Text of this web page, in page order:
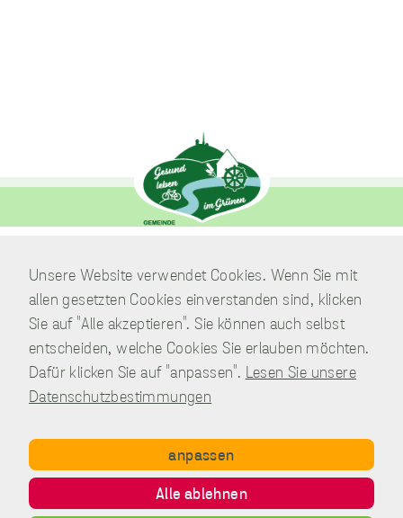
Verwaltung
Am Park 7
38871 Nordharz / OT Wasserleben
Telefon:039451.600 0
E-Mail:
Schreiben Sie uns!
Copyright © Gemeinde Nordharz - 01|2021 - All rights reserved.
Impressum Datenschutz Disclaimer Kontakt
Unsere Website verwendet Cookies. Wenn Sie mit
allen gesetzten Cookies einverstanden sind, klicken
Sie auf "Alle akzeptieren". Sie können auch selbst
entscheiden, welche Cookies Sie erlauben möchten.
Dafür klicken Sie auf "anpassen". Lesen Sie unsere
Datenschutzbestimmungen
anpassen
Alle ablehnen
Diese Cookies
verfolgen nicht Ihre
Browsing-
Aktivitäten auf
anderen Websites.
sind vermutlich
einige Funktionen
verfügbar.